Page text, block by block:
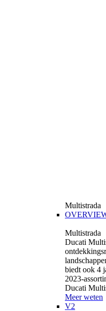
Multistrada
Multistrada
Ducati
biedt ook 4
2023-
Ducati
Meer weten
V2